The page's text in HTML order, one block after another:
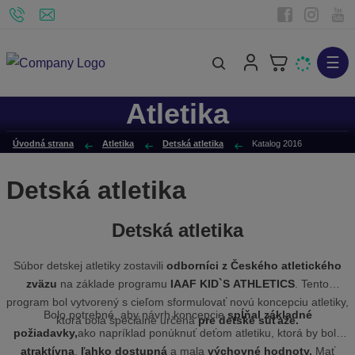
ľ
a
e
☰
Atletika
Úvodná strana Atletika Detská atletika Katalog 2016
Detská atletika
Detská atletika
Súbor detskej atletiky zostavili odborníci z Českého atletického
zväzu na základe programu IAAF KID`S ATHLETICS . Tento
program bol vytvorený s cieľom sformulovať novú koncepciu atletiky,
ktorá bola špeciálne určenápre detské súťaže.
Bolo potrebné, aby návrh koncepciespĺňal základné
požiadavky,ako napríklad ponúknuť deťom atletiku, ktorá by bola
atraktívna, ľahko dostupná a mala výchovné hodnoty. Mať